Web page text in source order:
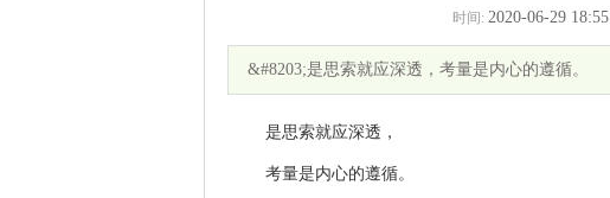
时间: 2020-06-29 18:55
&#8203;是思索就应深透，考量是内心的遵循。
是思索就应深透，
考量是内心的遵循。